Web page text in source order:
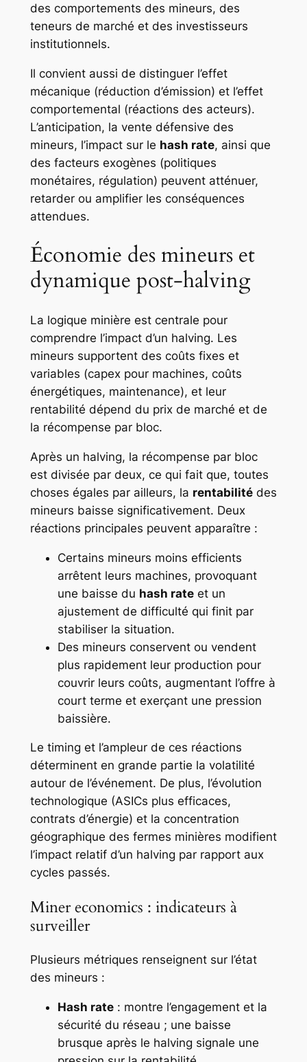
des comportements des mineurs, des
teneurs de marché et des investisseurs
institutionnels.
Il convient aussi de distinguer l’effet
mécanique (réduction d’émission) et l’effet
comportemental (réactions des acteurs).
L’anticipation, la vente défensive des
mineurs, l’impact sur le hash rate, ainsi que
des facteurs exogènes (politiques
monétaires, régulation) peuvent atténuer,
retarder ou amplifier les conséquences
attendues.
Économie des mineurs et
dynamique post-halving
La logique minière est centrale pour
comprendre l’impact d’un halving. Les
mineurs supportent des coûts fixes et
variables (capex pour machines, coûts
énergétiques, maintenance), et leur
rentabilité dépend du prix de marché et de
la récompense par bloc.
Après un halving, la récompense par bloc
est divisée par deux, ce qui fait que, toutes
choses égales par ailleurs, la rentabilitédes
mineurs baisse significativement. Deux
réactions principales peuvent apparaître :
Certains mineurs moins efficients
arrêtent leurs machines, provoquant
une baisse du hash rateet un
ajustement de difficulté qui finit par
stabiliser la situation.
Des mineurs conservent ou vendent
plus rapidement leur production pour
couvrir leurs coûts, augmentant l’offre à
court terme et exerçant une pression
baissière.
Le timing et l’ampleur de ces réactions
déterminent en grande partie la volatilité
autour de l’événement. De plus, l’évolution
technologique (ASICs plus efficaces,
contrats d’énergie) et la concentration
géographique des fermes minières modifient
l’impact relatif d’un halving par rapport aux
cycles passés.
Miner economics : indicateurs à
surveiller
Plusieurs métriques renseignent sur l’état
des mineurs :
Hash rate: montre l’engagement et la
sécurité du réseau ; une baisse
brusque après le halving signale une